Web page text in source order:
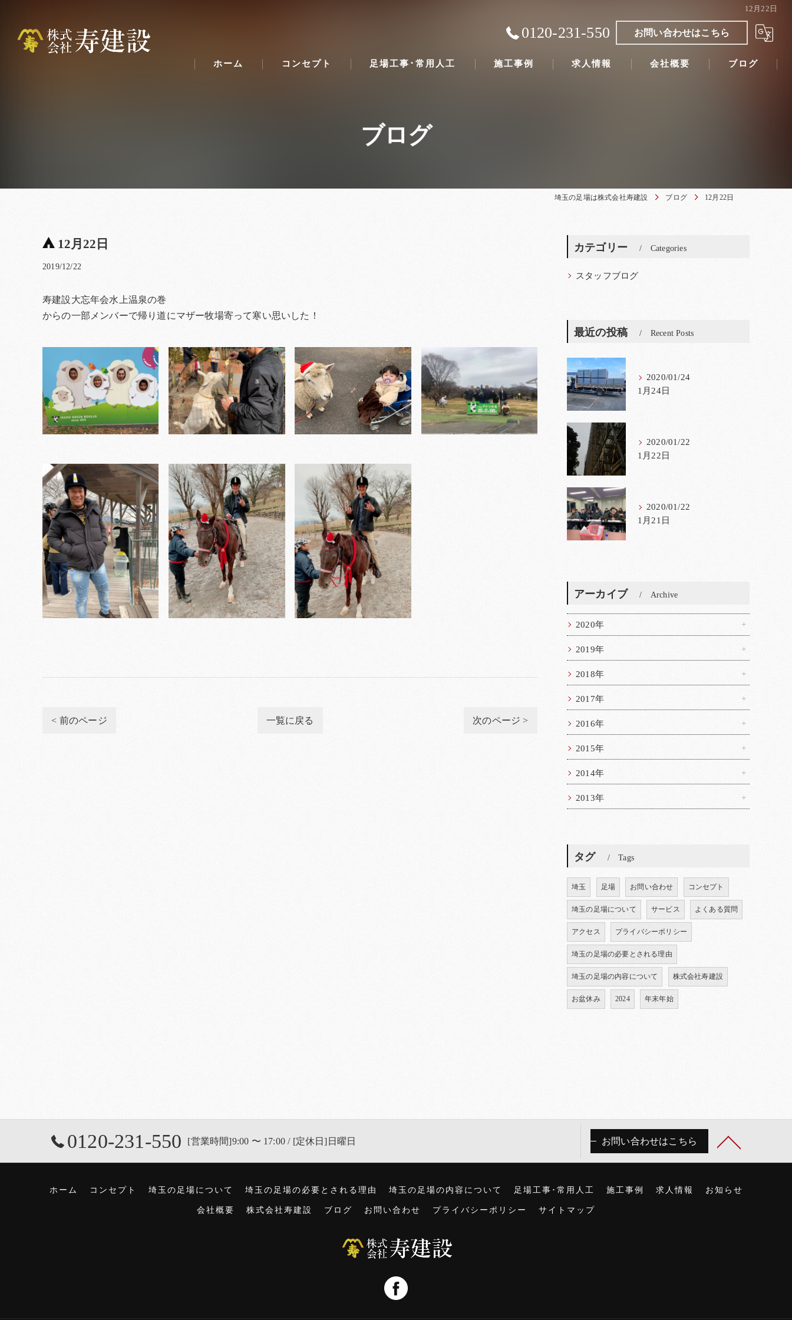
12月22日
0120-231-550 お問い合わせはこちら
ホーム コンセプト 足場工事･常用人工 施工事例 求人情報 会社概要 ブログ
ブログ
埼玉の足場は株式会社寿建設 ブログ 12月22日
12月22日
2019/12/22
寿建設大忘年会水上温泉の巻
からの一部メンバーで帰り道にマザー牧場寄って寒い思いした！
< 前のページ 一覧に戻る 次のページ >
カテゴリー Categories
スタッフブログ
最近の投稿 Recent Posts
2020/01/24
1月24日
2020/01/22
1月22日
2020/01/22
1月21日
アーカイブ Archive
2020年
2019年
2018年
2017年
2016年
2015年
2014年
2013年
タグ Tags
埼玉 足場 お問い合わせ コンセプト
埼玉の足場について サービス よくある質問
アクセス プライバシーポリシー
埼玉の足場の必要とされる理由
埼玉の足場の内容について 株式会社寿建設
お盆休み 2024 年末年始
0120-231-550 [営業時間]9:00 〜 17:00 / [定休日]日曜日 お問い合わせはこちら
ホーム コンセプト 埼玉の足場について 埼玉の足場の必要とされる理由 埼玉の足場の内容について 足場工事･常用人工 施工事例 求人情報 お知らせ
会社概要 株式会社寿建設 ブログ お問い合わせ プライバシーポリシー サイトマップ